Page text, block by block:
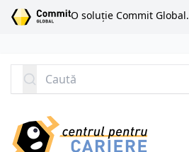
SARI LA CONȚINUT
O soluție Commit Global.
Caută